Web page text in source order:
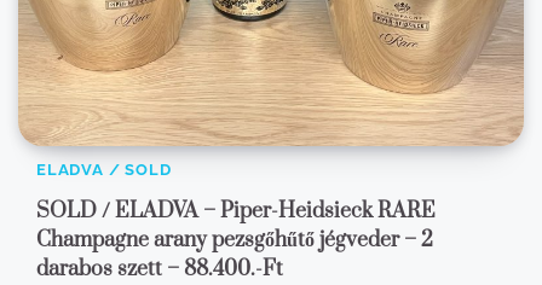
ELADVA / SOLD
SOLD / ELADVA – Piper-Heidsieck RARE
Champagne arany pezsgőhűtő jégveder – 2
darabos szett – 88.400.-Ft